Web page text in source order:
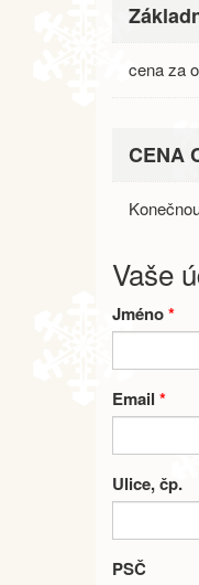
cena za
CENA
Vaše
Jméno*
Email *
Ulice, čp.
PSČ